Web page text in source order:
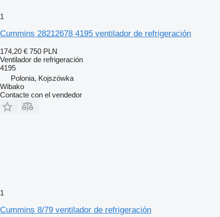
1
Cummins 28212678 4195 ventilador de refrigeración
174,20 € 750 PLN
Ventilador de refrigeración
4195
Polonia, Kojszówka
Wibako
Contacte con el vendedor
1
Cummins 8/79 ventilador de refrigeración